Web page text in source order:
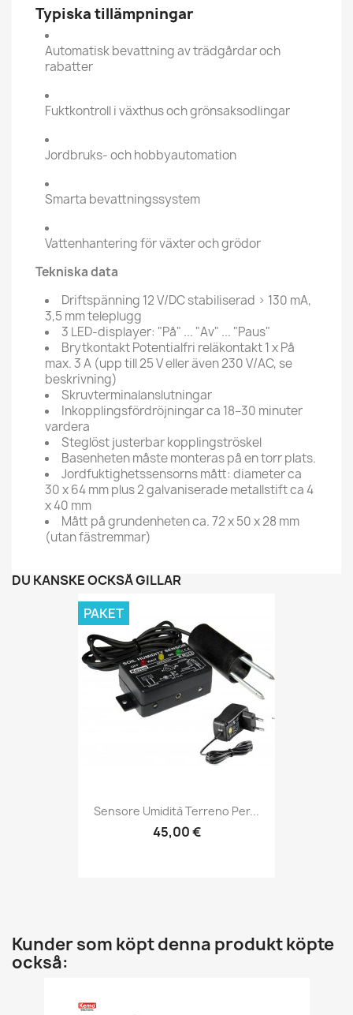
Typiska tillämpningar
Automatisk bevattning av trädgårdar och
rabatter
Fuktkontroll i växthus och grönsaksodlingar
Jordbruks- och hobbyautomation
Smarta bevattningssystem
Vattenhantering för växter och grödor
Tekniska data
Driftspänning 12 V/DC stabiliserad > 130 mA,
3,5 mm teleplugg
3 LED-displayer: "På" ... "Av" ... "Paus"
Brytkontakt Potentialfri reläkontakt 1 x På
max. 3 A (upp till 25 V eller även 230 V/AC, se
beskrivning)
Skruvterminalanslutningar
Inkopplingsfördröjningar ca 18–30 minuter
vardera
Steglöst justerbar kopplingströskel
Basenheten måste monteras på en torr plats.
Jordfuktighetssensorns mått: diameter ca
30 x 64 mm plus 2 galvaniserade metallstift ca 4
x 40 mm
Mått på grundenheten ca. 72 x 50 x 28 mm
(utan fästremmar)
DU KANSKE OCKSÅ GILLAR
Sensore Umidità Terreno Per...
45,00 €
PAKET
Kunder som köpt denna produkt köpte
också: